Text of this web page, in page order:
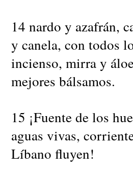
14 nardo y azafrán,
y canela, con todos
incienso, mirra y
mejores bálsamos.
15 ¡Fuente de los
aguas vivas,
Líbano fluyen!